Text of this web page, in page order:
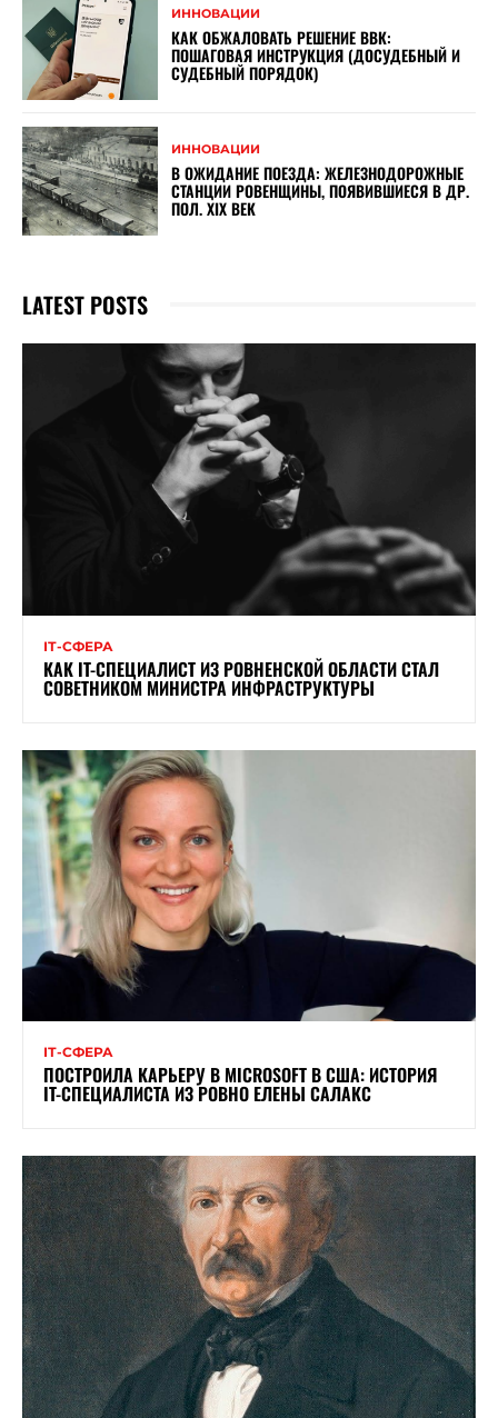
ИННОВАЦИИ
КАК ОБЖАЛОВАТЬ РЕШЕНИЕ ВВК:
ПОШАГОВАЯ ИНСТРУКЦИЯ (ДОСУДЕБНЫЙ И
СУДЕБНЫЙ ПОРЯДОК)
ИННОВАЦИИ
В ОЖИДАНИЕ ПОЕЗДА: ЖЕЛЕЗНОДОРОЖНЫЕ
СТАНЦИИ РОВЕНЩИНЫ, ПОЯВИВШИЕСЯ В ДР.
ПОЛ. XIX ВЕК
LATEST POSTS
ІТ-СФЕРА
КАК IT-СПЕЦИАЛИСТ ИЗ РОВНЕНСКОЙ ОБЛАСТИ СТАЛ
СОВЕТНИКОМ МИНИСТРА ИНФРАСТРУКТУРЫ
ІТ-СФЕРА
ПОСТРОИЛА КАРЬЕРУ В MICROSOFT В США: ИСТОРИЯ
IT-СПЕЦИАЛИСТА ИЗ РОВНО ЕЛЕНЫ САЛАКС